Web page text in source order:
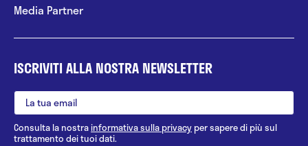
Media Partner
ISCRIVITI ALLA NOSTRA NEWSLETTER
Consulta la nostrainformativa sulla privacy per sapere di più sul
trattamento dei tuoi dati.